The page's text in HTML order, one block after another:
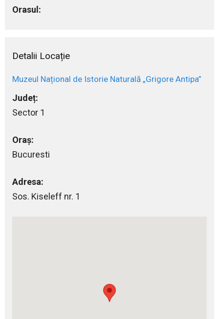
Orasul:
Detalii Locație
Muzeul Național de Istorie Naturală „Grigore Antipa”
Județ:
Sector 1
Oraș:
Bucuresti
Adresa:
Sos. Kiseleff nr. 1